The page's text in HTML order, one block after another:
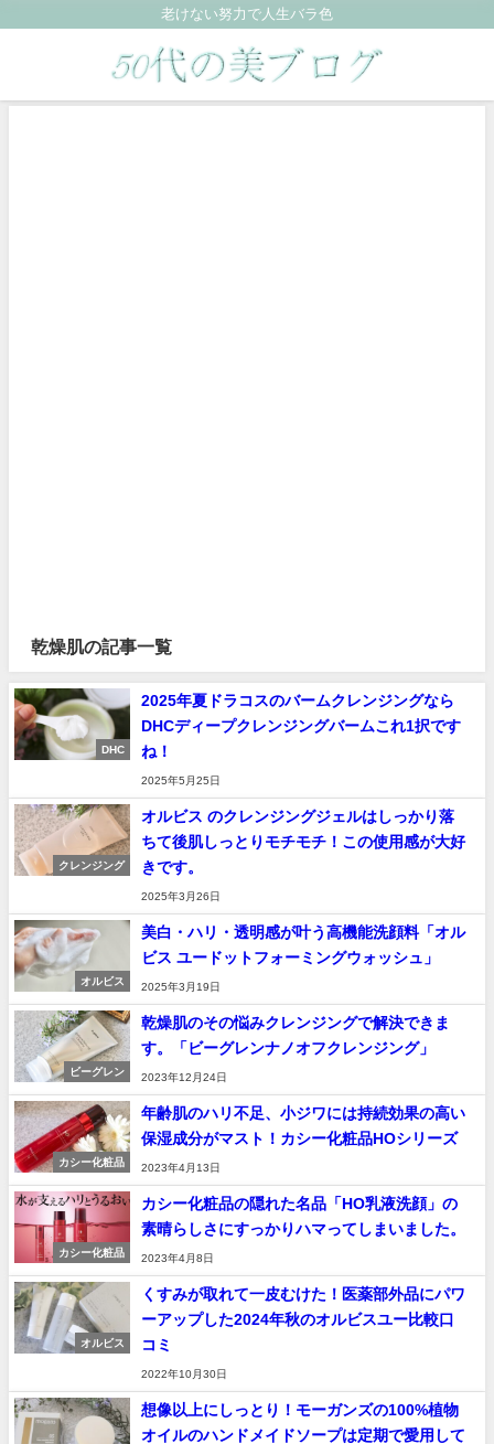
老けない努力で人生バラ色
乾燥肌の記事一覧
DHC
2025年夏ドラコスのバームクレンジングなら
DHCディープクレンジングバームこれ1択です
ね！
2025年5月25日
クレンジング
オルビス のクレンジングジェルはしっかり落
ちて後肌しっとりモチモチ！この使用感が大好
きです。
2025年3月26日
オルビス
美白・ハリ・透明感が叶う高機能洗顔料「オル
ビス ユードットフォーミングウォッシュ」
2025年3月19日
ビーグレン
乾燥肌のその悩みクレンジングで解決できま
す。「ビーグレンナノオフクレンジング」
2023年12月24日
カシー化粧品
年齢肌のハリ不足、小ジワには持続効果の高い
保湿成分がマスト！カシー化粧品HOシリーズ
2023年4月13日
カシー化粧品
カシー化粧品の隠れた名品「HO乳液洗顔」の
素晴らしさにすっかりハマってしまいました。
2023年4月8日
オルビス
くすみが取れて一皮むけた！医薬部外品にパワ
ーアップした2024年秋のオルビスユー比較口
コミ
2022年10月30日
想像以上にしっとり！モーガンズの100%植物
オイルのハンドメイドソープは定期で愛用して